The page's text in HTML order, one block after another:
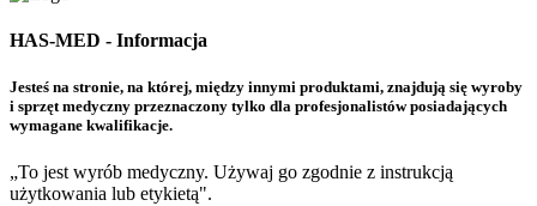
HAS-MED - Informacja
Jesteś na stronie, na której, między innymi produktami, znajdują się wyroby
i sprzęt medyczny przeznaczony tylko dla profesjonalistów posiadających
wymagane kwalifikacje.
„To jest wyrób medyczny. Używaj go zgodnie z instrukcją
użytkowania lub etykietą".